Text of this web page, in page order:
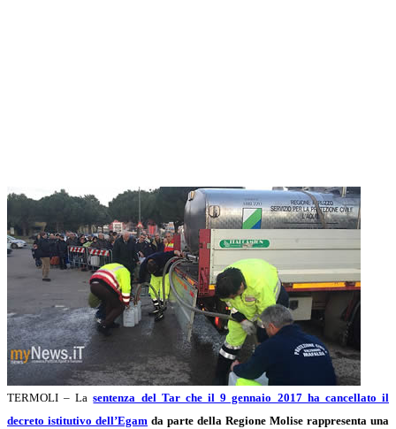
TERMOLI – Lasentenza del Tar che il 9 gennaio 2017 ha cancellato il
decreto istitutivo dell’Egam da parte della Regione Molise rappresenta una